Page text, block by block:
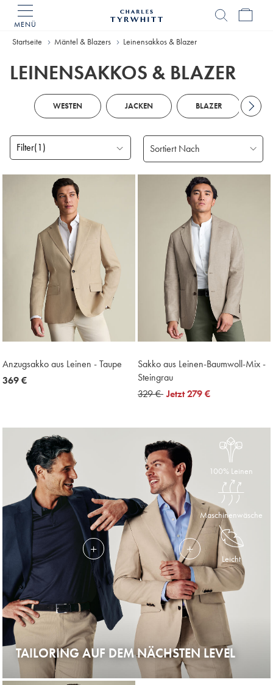
MENÜ
Home
Startseite Mäntel & Blazers Leinensakkos & Blazer
LEINENSAKKOS & BLAZER
WESTEN JACKEN BLAZER
Filter(1)
Anzugsakko aus Leinen - Taupe
now
369 €
Sakko aus Leinen-Baumwoll-Mix -
Steingrau
was
329 € now
Jetzt279 €
100% Leinen
Maschinenwäsche
Leicht
TAILORING AUF DEM NÄCHSTEN LEVEL